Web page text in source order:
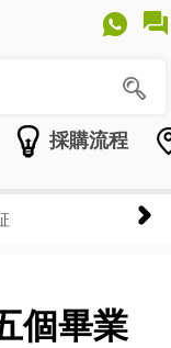
採購流程
個畢業